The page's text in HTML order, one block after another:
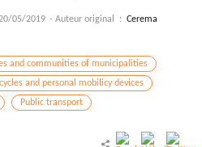
05/2019 - Auteur original : Cerema
and communities of municipalities
and personal mobilicy devices
Public transport